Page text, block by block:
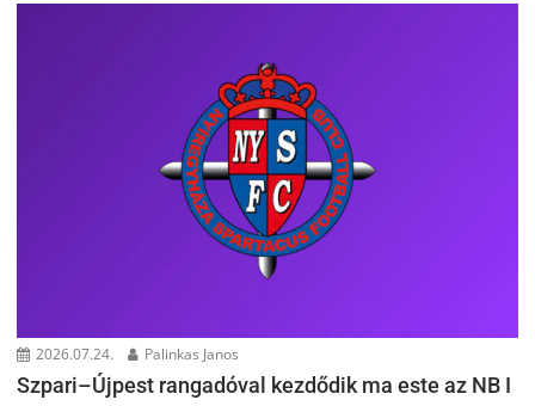
2026.07.24. Palinkas Janos
Szpari–Újpest rangadóval kezdődik ma este az NB I